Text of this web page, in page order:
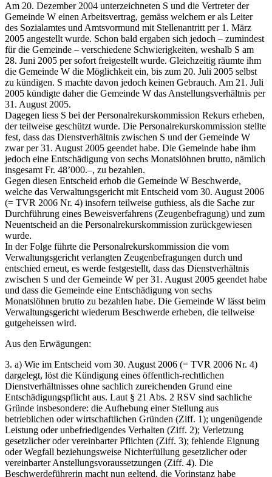
Am 20. Dezember 2004 unterzeichneten S und die Vertreter der
Gemeinde W einen Arbeitsvertrag, gemäss welchem er als Leiter
des Sozialamtes und Amtsvormund mit Stellenantritt per 1. März
2005 angestellt wurde. Schon bald ergaben sich jedoch – zumindest
für die Gemeinde – verschiedene Schwierigkeiten, weshalb S am
28. Juni 2005 per sofort freigestellt wurde. Gleichzeitig räumte ihm
die Gemeinde W die Möglichkeit ein, bis zum 20. Juli 2005 selbst
zu kündigen. S machte davon jedoch keinen Gebrauch. Am 21. Juli
2005 kündigte daher die Gemeinde W das Anstellungsverhältnis per
31. August 2005.
Dagegen liess S bei der Personalrekurskommission Rekurs erheben,
der teilweise geschützt wurde. Die Personalrekurskommission stellte
fest, dass das Dienstverhältnis zwischen S und der Gemeinde W
zwar per 31. August 2005 geendet habe. Die Gemeinde habe ihm
jedoch eine Entschädigung von sechs Monatslöhnen brutto, nämlich
insgesamt Fr. 48’000.–, zu bezahlen.
Gegen diesen Entscheid erhob die Gemeinde W Beschwerde,
welche das Verwaltungsgericht mit Entscheid vom 30. August 2006
(= TVR 2006 Nr. 4) insofern teilweise guthiess, als die Sache zur
Durchführung eines Beweisverfahrens (Zeugenbefragung) und zum
Neuentscheid an die Personalrekurskommission zurückgewiesen
wurde.
In der Folge führte die Personalrekurskommission die vom
Verwaltungsgericht verlangten Zeugenbefragungen durch und
entschied erneut, es werde festge­stellt, dass das Dienstverhältnis
zwischen S und der Gemeinde W per 31. Au­gust 2005 geendet habe
und dass die Gemeinde eine Entschädigung von sechs
Monatslöhnen brutto zu bezahlen habe. Die Gemeinde W lässt beim
Verwal­tungsgericht wiederum Beschwerde erheben, die teilweise
gutgeheissen wird.
Aus den Erwägungen:
3. a) Wie im Entscheid vom 30. August 2006 (= TVR 2006 Nr. 4)
dargelegt, löst die Kündigung eines öffentlich-rechtlichen
Dienstverhältnisses ohne sachlich zureichenden Grund eine
Entschädigungspflicht aus. Laut § 21 Abs. 2 RSV sind sachliche
Gründe insbesondere: die Aufhebung einer Stellung aus
betrieblichen oder wirtschaftlichen Gründen (Ziff. 1); ungenügende
Leistung oder unbefriedigendes Verhalten (Ziff. 2); Verletzung
gesetzlicher oder vereinbarter Pflichten (Ziff. 3); fehlende Eignung
oder Wegfall beziehungsweise Nichterfüllung gesetzlicher oder
vereinbarter Anstellungsvoraussetzungen (Ziff. 4). Die
Beschwerdeführerin macht nun geltend, die Vorinstanz habe